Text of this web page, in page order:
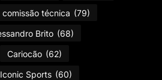
comissão técnica (79)
Brito (68)
Cariocão (62)
Iconic Sports (60)